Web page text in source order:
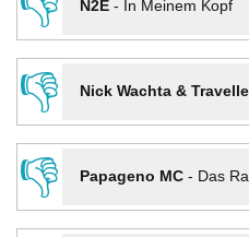
N2E- In Meinem Kopf
👎
Nick Wachta &
👎
Papageno MC- Das